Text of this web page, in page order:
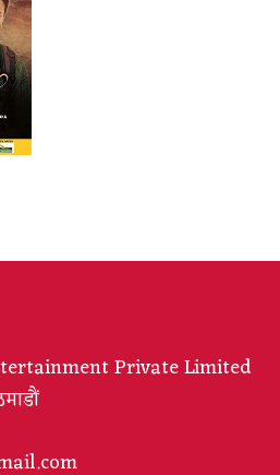
Private Limited